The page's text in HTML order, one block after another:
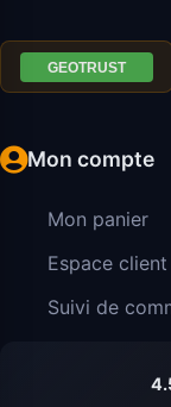
Mon compte
Mon panier
Espace client
Suivi de